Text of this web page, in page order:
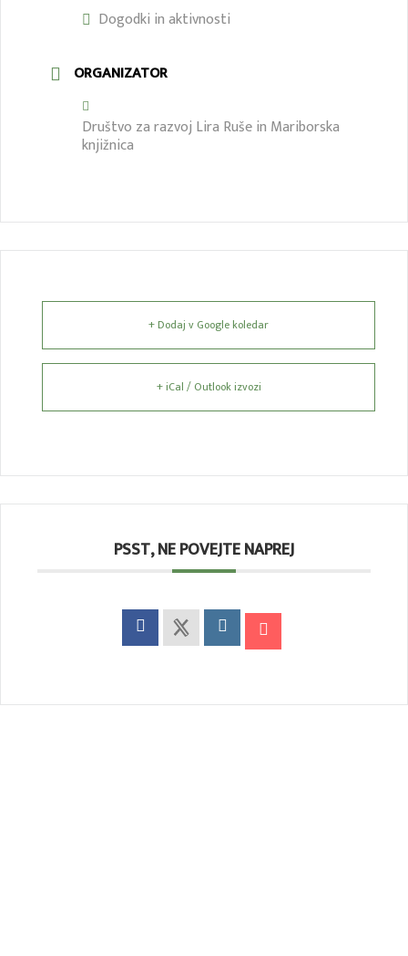
Dogodki in aktivnosti
ORGANIZATOR
Društvo za razvoj Lira Ruše in Mariborska
knjižnica
+ Dodaj v Google koledar
+ iCal / Outlook izvozi
PSST, NE POVEJTE NAPREJ